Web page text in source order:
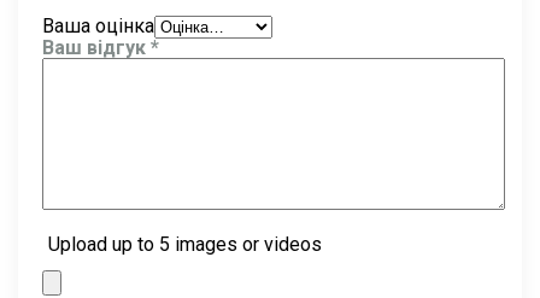
Ваша оцінка
Ваш відгук *
Upload up to 5 images or videos